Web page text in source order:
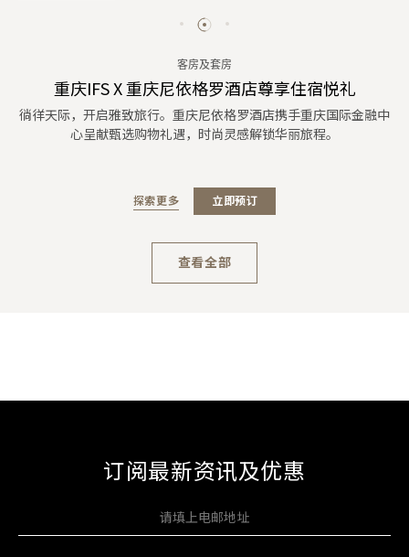
客房及套房
重庆IFS X 重庆尼依格罗酒店尊享住宿悦礼
徜徉天际，开启雅致旅行。重庆尼依格罗酒店携手重庆国际金融中
心呈献甄选购物礼遇，时尚灵感解锁华丽旅程。
探索更多 立即预订
查看全部
订阅最新资讯及优惠